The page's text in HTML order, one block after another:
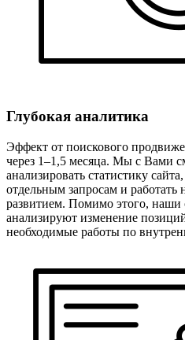
Глубокая аналитика
Эффект от поискового
через 1–1,5 месяца. Мы с Вами
анализировать статистику
отдельным запросам и работать
развитием. Помимо этого, наши
анализируют изменение
необходимые работы по